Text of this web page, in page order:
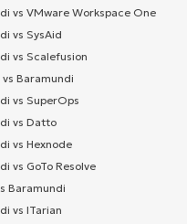
vs VMware Workspace One
vs SysAid
vs Scalefusion
Baramundi
vs SuperOps
vs Datto
vs Hexnode
vs GoTo Resolve
Baramundi
vs ITarian